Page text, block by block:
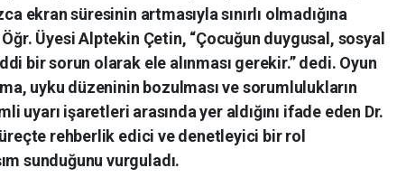
ekran süresinin artmasıyla sınırlı olmadığına
Üyesi Alptekin Çetin, “Çocuğun duygusal, sosyal
bir sorun olarak ele alınması gerekir.” dedi. Oyun
uyku düzeninin bozulması ve sorumlulukların
işaretleri arasında yer aldığını ifade eden Dr.
rehberlik edici ve denetleyici bir rol
sunduğunu vurguladı.